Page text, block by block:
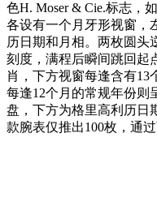
色H. Moser & Cie.标志，
各设有一个月牙形视窗，
历日期和月相。两枚圆头
刻度，满程后瞬间跳回起
肖，下方视窗每逢含有13
每逢12个月的常规年份则
盘，下方为格里高利历日
款腕表仅推出100枚，通